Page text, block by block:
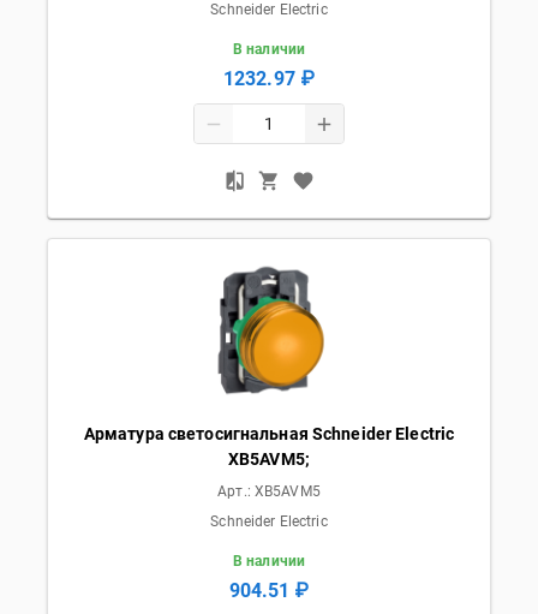
Schneider Electric
В наличии
1232.97 ₽
Арматура светосигнальная Schneider Electric
XB5AVM5;
Арт.: XB5AVM5
Schneider Electric
В наличии
904.51 ₽